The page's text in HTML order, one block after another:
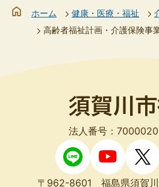
ホーム 健康・医療・福祉
高齢者福祉計画・介護保険事
法人番号：
〒962-8601 福島県須賀川